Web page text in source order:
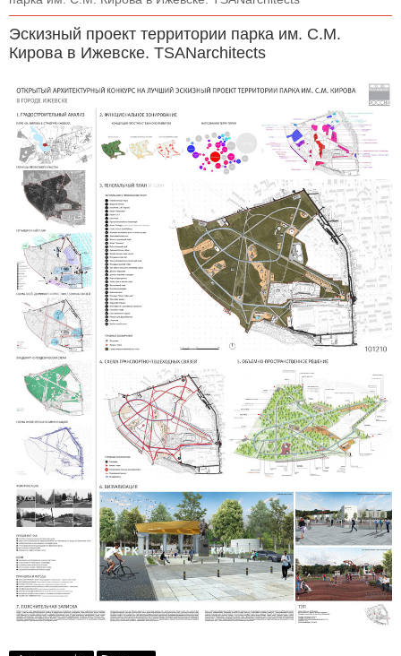
Эскизный проект территории парка им. С.М.
Кирова в Ижевске. TSANarchitects